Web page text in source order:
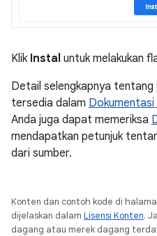
Klik Instal untuk melakukan
Detail selengkapnya tentang
tersedia dalam Dokumentasi
Anda juga dapat memeriksa
mendapatkan petunjuk
dari sumber.
Konten dan contoh kode di
dijelaskan dalam Lisensi Konten.
dagang atau merek dagang